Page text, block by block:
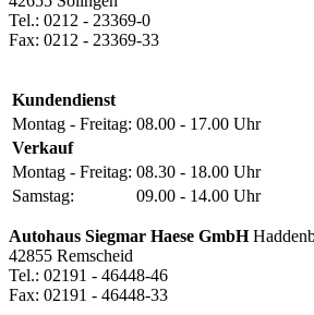
Tel.: 0212 - 23369-0
Fax: 0212 - 23369-33
Kundendienst
Montag - Freitag: 08.00 - 17.00 Uhr
Verkauf
Montag - Freitag: 08.30 - 18.00 Uhr
Samstag:
09.00 - 14.00 Uhr
Autohaus Siegmar Haese GmbH
42855 Remscheid
Tel.: 02191 - 46448-46
Fax: 02191 - 46448-33